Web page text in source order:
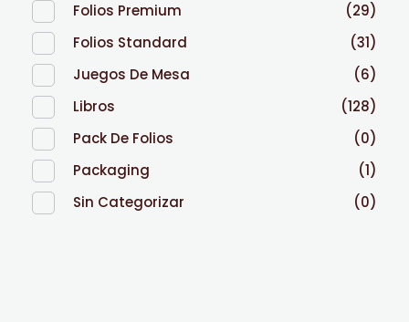
Folios Premium
(29)
Folios Standard
(31)
Juegos De Mesa
(6)
Libros
(128)
Pack De Folios
(0)
Packaging
(1)
Sin Categorizar
(0)